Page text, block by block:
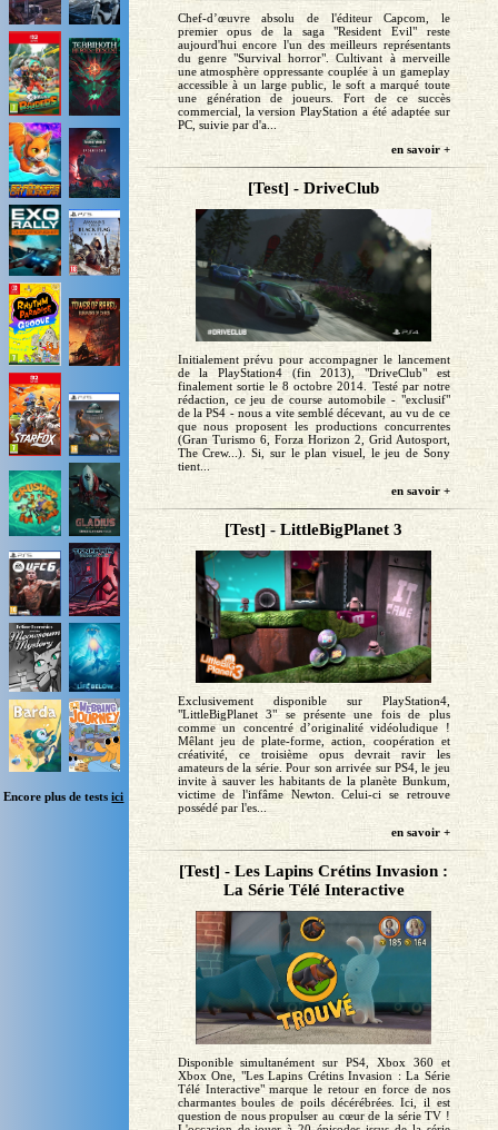
Encore plus de testsici
Chef-d’œuvre absolu de l'éditeur Capcom, le
premier opus de la saga "Resident Evil" reste
aujourd'hui encore l'un des meilleurs représentants
du genre "Survival horror". Cultivant à merveille
une atmosphère oppressante couplée à un gameplay
accessible à un large public, le soft a marqué toute
une génération de joueurs. Fort de ce succès
commercial, la version PlayStation a été adaptée sur
PC, suivie par d'a...
en savoir +
[Test] - DriveClub
Initialement prévu pour accompagner le lancement
de la PlayStation4 (fin 2013), "DriveClub" est
finalement sortie le 8 octobre 2014. Testé par notre
rédaction, ce jeu de course automobile - "exclusif"
de la PS4 - nous a vite semblé décevant, au vu de ce
que nous proposent les productions concurrentes
(Gran Turismo 6, Forza Horizon 2, Grid Autosport,
The Crew...). Si, sur le plan visuel, le jeu de Sony
tient...
en savoir +
[Test] - LittleBigPlanet 3
Exclusivement disponible sur PlayStation4,
"LittleBigPlanet 3" se présente une fois de plus
comme un concentré d’originalité vidéoludique !
Mêlant jeu de plate-forme, action, coopération et
créativité, ce troisième opus devrait ravir les
amateurs de la série. Pour son arrivée sur PS4, le jeu
invite à sauver les habitants de la planète Bunkum,
victime de l'infâme Newton. Celui-ci se retrouve
possédé par l'es...
en savoir +
[Test] - Les Lapins Crétins Invasion :
La Série Télé Interactive
Disponible simultanément sur PS4, Xbox 360 et
Xbox One, "Les Lapins Crétins Invasion : La Série
Télé Interactive" marque le retour en force de nos
charmantes boules de poils décérébrées. Ici, il est
question de nous propulser au cœur de la série TV !